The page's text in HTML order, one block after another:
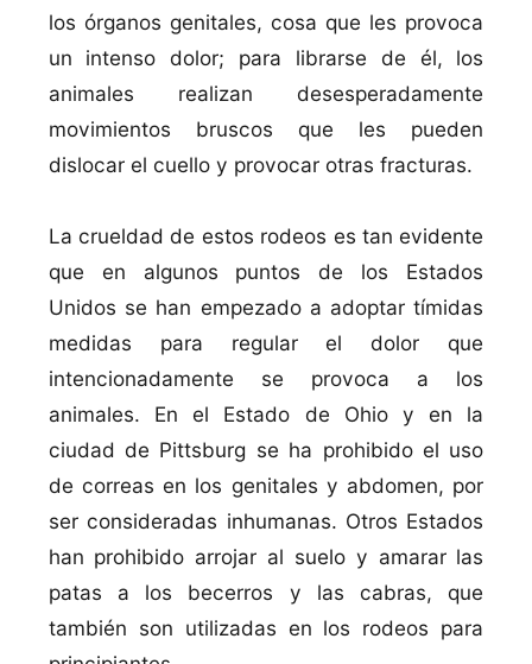
los órganos genitales, cosa que les provoca
un intenso dolor; para librarse de él, los
animales realizan desesperadamente
movimientos bruscos que les pueden
dislocar el cuello y provocar otras fracturas.
La crueldad de estos rodeos es tan evidente
que en algunos puntos de los Estados
Unidos se han empezado a adoptar tí­midas
medidas para regular el dolor que
intencionadamente se provoca a los
animales. En el Estado de Ohio y en la
ciudad de Pittsburg se ha prohibido el uso
de correas en los genitales y abdomen, por
ser consideradas inhumanas. Otros Estados
han prohibido arrojar al suelo y amarar las
patas a los becerros y las cabras, que
también son utilizadas en los rodeos para